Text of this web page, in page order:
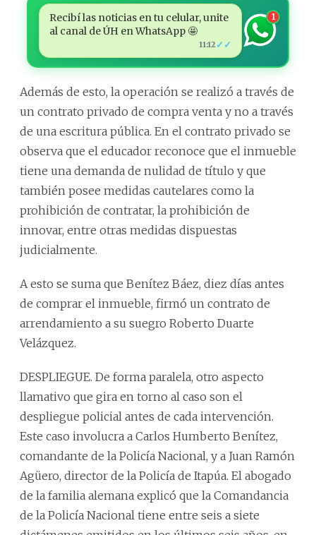
Recibí las noticias en tu celular, unite
al canal de ÚH en WhatsApp 🤩
11:12 ✓✓
1
Además de esto, la operación se realizó a través de
un contrato privado de compra venta y no a través
de una escritura pública. En el contrato privado se
observa que el educador reconoce que el inmueble
tiene una demanda de nulidad de título y que
también posee medidas cautelares como la
prohibición de contratar, la prohibición de
innovar, entre otras medidas dispuestas
judicialmente.
A esto se suma que Benítez Báez, diez días antes
de comprar el inmueble, firmó un contrato de
arrendamiento a su suegro Roberto Duarte
Velázquez.
DESPLIEGUE. De forma paralela, otro aspecto
llamativo que gira en torno al caso son el
despliegue policial antes de cada intervención.
Este caso involucra a Carlos Humberto Benítez,
comandante de la Policía Nacional, y a Juan Ramón
Agüero, director de la Policía de Itapúa. El abogado
de la familia alemana explicó que la Comandancia
de la Policía Nacional tiene entre seis a siete